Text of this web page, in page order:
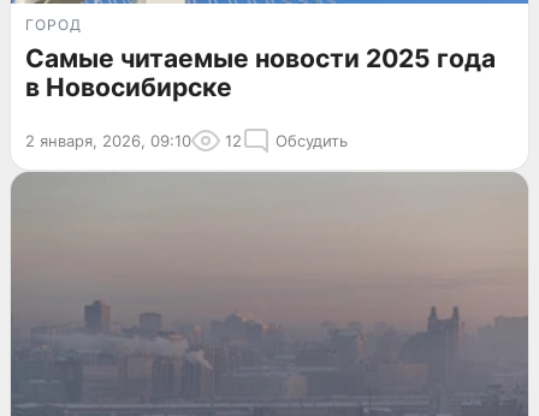
ГОРОД
Самые читаемые новости 2025 года
в Новосибирске
2 января, 2026, 09:10 12 Обсудить